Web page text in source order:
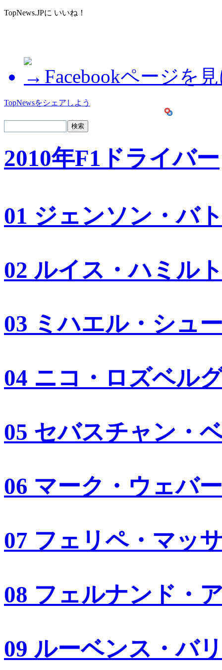
TopNews.JPに いいね！
Facebookページを
TopNewsをシェアしよう
2010年F1ドライバー
01 ジェンソン・バ
02 ルイス・ハミル
03 ミハエル・シュ
04 ニコ・ロズベル
05 セバスチャン・
06 マーク・ウェバー
07 フェリペ・マッ
08 フェルナンド・
09 ルーベンス・バ